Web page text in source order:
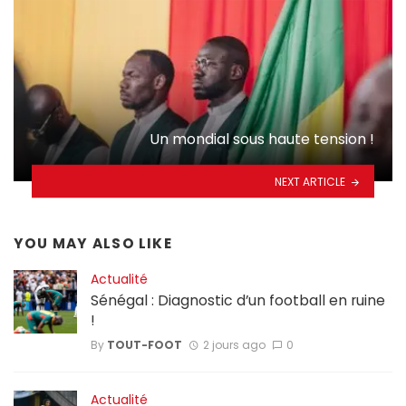
Un mondial sous haute tension !
NEXT ARTICLE
YOU MAY ALSO LIKE
Actualité
Sénégal : Diagnostic d’un football en ruine
!
By TOUT-FOOT 2 jours ago 0
Actualité